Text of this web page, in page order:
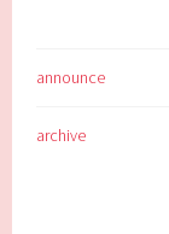
announce
archive